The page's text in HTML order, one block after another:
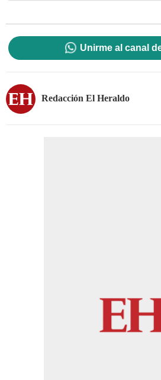
Unirme al canal
Redacción El Heraldo